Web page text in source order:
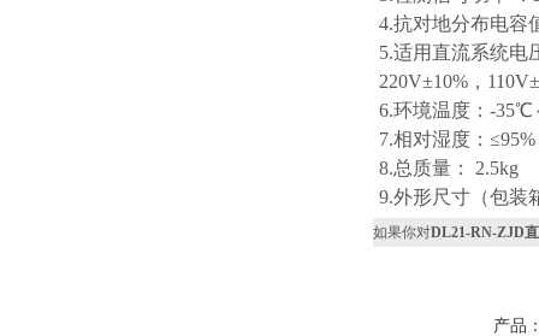
4.抗对地分布电容
5.适用直流系统电
220V±10%，
6.环境温度：-
7.相对湿度：≤95%
8.总质量： 2.5kg
9.外形尺寸（包装
如果你对DL21-RN-ZJD
产品